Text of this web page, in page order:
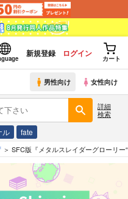
新規登録 ログイン
カート
男性向け 女性向け
詳細
検索
ル fate
SFC版『メタルスレイダーグローリー